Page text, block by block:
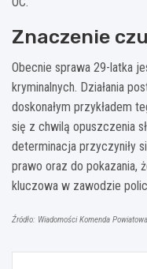
Znaczenie
Obecnie sprawa 29-latka
kryminalnych. Działania
doskonałym przykładem
się z chwilą opuszczenia
determinacja przyczyniły
prawo oraz do pokazania,
kluczowa w zawodzie
Źródło: Wiadomości Komenda